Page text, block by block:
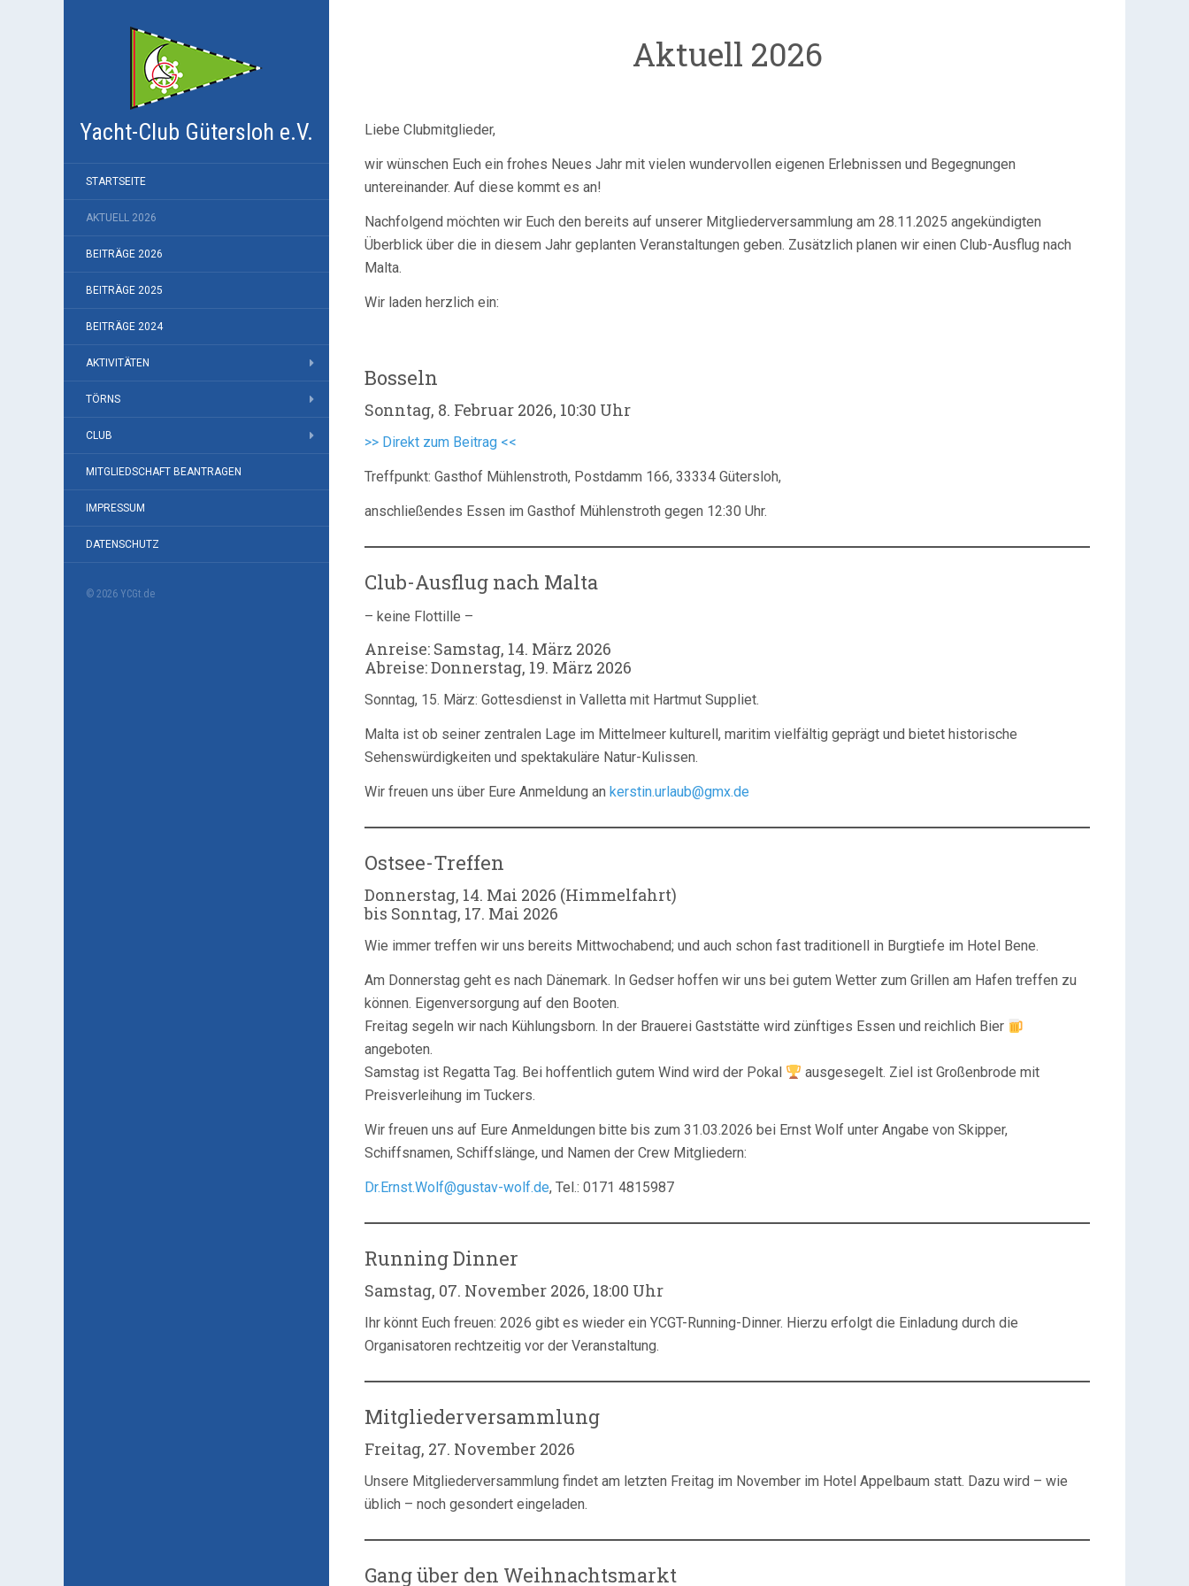
Yacht-Club Gütersloh e.V.
STARTSEITE
AKTUELL 2026
BEITRÄGE 2026
BEITRÄGE 2025
BEITRÄGE 2024
AKTIVITÄTEN
TÖRNS
CLUB
MITGLIEDSCHAFT BEANTRAGEN
IMPRESSUM
DATENSCHUTZ
© 2026 YCGt.de
Aktuell 2026
Liebe Clubmitglieder,
wir wünschen Euch ein frohes Neues Jahr mit vielen wundervollen eigenen Erlebnissen und Begegnungen
untereinander. Auf diese kommt es an!
Nachfolgend möchten wir Euch den bereits auf unserer Mitgliederversammlung am 28.11.2025 angekündigten
Überblick über die in diesem Jahr geplanten Veranstaltungen geben. Zusätzlich planen wir einen Club-Ausflug nach
Malta.
Wir laden herzlich ein:
Bosseln
Sonntag, 8. Februar 2026, 10:30 Uhr
>> Direkt zum Beitrag <<
Treffpunkt: Gasthof Mühlenstroth, Postdamm 166, 33334 Gütersloh,
anschließendes Essen im Gasthof Mühlenstroth gegen 12:30 Uhr.
Club-Ausflug nach Malta
– keine Flottille –
Anreise: Samstag, 14. März 2026
Abreise: Donnerstag, 19. März 2026
Sonntag, 15. März: Gottesdienst in Valletta mit Hartmut Suppliet.
Malta ist ob seiner zentralen Lage im Mittelmeer kulturell, maritim vielfältig geprägt und bietet historische
Sehenswürdigkeiten und spektakuläre Natur-Kulissen.
Wir freuen uns über Eure Anmeldung an kerstin.urlaub@gmx.de
Ostsee-Treffen
Donnerstag, 14. Mai 2026 (Himmelfahrt)
bis Sonntag, 17. Mai 2026
Wie immer treffen wir uns bereits Mittwochabend; und auch schon fast traditionell in Burgtiefe im Hotel Bene.
Am Donnerstag geht es nach Dänemark. In Gedser hoffen wir uns bei gutem Wetter zum Grillen am Hafen treffen zu
können. Eigenversorgung auf den Booten.
Freitag segeln wir nach Kühlungsborn. In der Brauerei Gaststätte wird zünftiges Essen und reichlich Bier
angeboten.
Samstag ist Regatta Tag. Bei hoffentlich gutem Wind wird der Pokal
ausgesegelt. Ziel ist Großenbrode mit
Preisverleihung im Tuckers.
Wir freuen uns auf Eure Anmeldungen bitte bis zum 31.03.2026 bei Ernst Wolf unter Angabe von Skipper,
Schiffsnamen, Schiffslänge, und Namen der Crew Mitgliedern:
Dr.Ernst.Wolf@gustav-wolf.de, Tel.: 0171 4815987
Running Dinner
Samstag, 07. November 2026, 18:00 Uhr
Ihr könnt Euch freuen: 2026 gibt es wieder ein YCGT-Running-Dinner. Hierzu erfolgt die Einladung durch die
Organisatoren rechtzeitig vor der Veranstaltung.
Mitgliederversammlung
Freitag, 27. November 2026
Unsere Mitgliederversammlung findet am letzten Freitag im November im Hotel Appelbaum statt. Dazu wird – wie
üblich – noch gesondert eingeladen.
Gang über den Weihnachtsmarkt